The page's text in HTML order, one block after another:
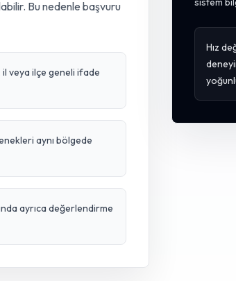
Bu nedenle başvuru
il veya ilçe geneli ifade
aynı bölgede
ayrıca değerlendirme
Hız